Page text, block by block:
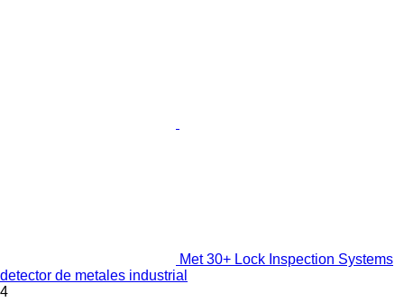
Met 30+ Lock Inspection Systems
detector de metales industrial
4